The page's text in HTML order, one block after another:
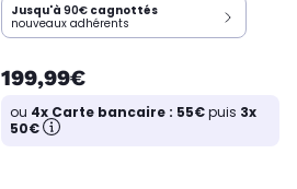
Jusqu'à 90€ cagnottés
nouveaux adhérents
199,99€
ou 4x Carte bancaire : 55€puis 3x
50€